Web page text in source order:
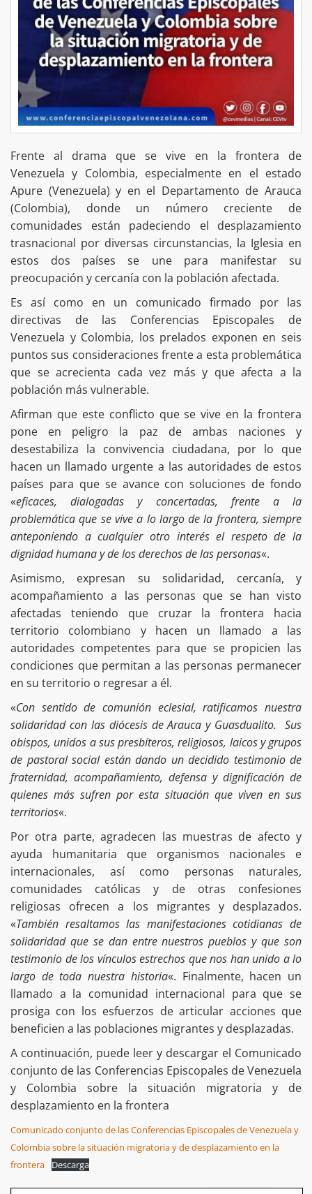
Frente al drama que se vive en la frontera de
Venezuela y Colombia, especialmente en el estado
Apure (Venezuela) y en el Departamento de Arauca
(Colombia), donde un número creciente de
comunidades están padeciendo el desplazamiento
trasnacional por diversas circunstancias, la Iglesia en
estos dos países se une para manifestar su
preocupación y cercanía con la población afectada.
Es así como en un comunicado firmado por las
directivas de las Conferencias Episcopales de
Venezuela y Colombia, los prelados exponen en seis
puntos sus consideraciones frente a esta problemática
que se acrecienta cada vez más y que afecta a la
población más vulnerable.
Afirman que este conflicto que se vive en la frontera
pone en peligro la paz de ambas naciones y
desestabiliza la convivencia ciudadana, por lo que
hacen un llamado urgente a las autoridades de estos
países para que se avance con soluciones de fondo
«eficaces, dialogadas y concertadas, frente a la
problemática que se vive a lo largo de la frontera, siempre
anteponiendo a cualquier otro interés el respeto de la
dignidad humana y de los derechos de las personas«.
Asimismo, expresan su solidaridad, cercanía, y
acompañamiento a las personas que se han visto
afectadas teniendo que cruzar la frontera hacia
territorio colombiano y hacen un llamado a las
autoridades competentes para que se propicien las
condiciones que permitan a las personas permanecer
en su territorio o regresar a él.
«Con sentido de comunión eclesial, ratificamos nuestra
solidaridad con las diócesis de Arauca y Guasdualito. Sus
obispos, unidos a sus presbíteros, religiosos, laicos y grupos
de pastoral social están dando un decidido testimonio de
fraternidad, acompañamiento, defensa y dignificación de
quienes más sufren por esta situación que viven en sus
territorios«.
Por otra parte, agradecen las muestras de afecto y
ayuda humanitaria que organismos nacionales e
internacionales, así como personas naturales,
comunidades católicas y de otras confesiones
religiosas ofrecen a los migrantes y desplazados.
«También resaltamos las manifestaciones cotidianas de
solidaridad que se dan entre nuestros pueblos y que son
testimonio de los vínculos estrechos que nos han unido a lo
largo de toda nuestra historia«. Finalmente, hacen un
llamado a la comunidad internacional para que se
prosiga con los esfuerzos de articular acciones que
beneficien a las poblaciones migrantes y desplazadas.
A continuación, puede leer y descargar el Comunicado
conjunto de las Conferencias Episcopales de Venezuela
y Colombia sobre la situación migratoria y de
desplazamiento en la frontera
Comunicado conjunto de las Conferencias Episcopales de Venezuela y
Colombia sobre la situación migratoria y de desplazamiento en la
frontera
Descarga